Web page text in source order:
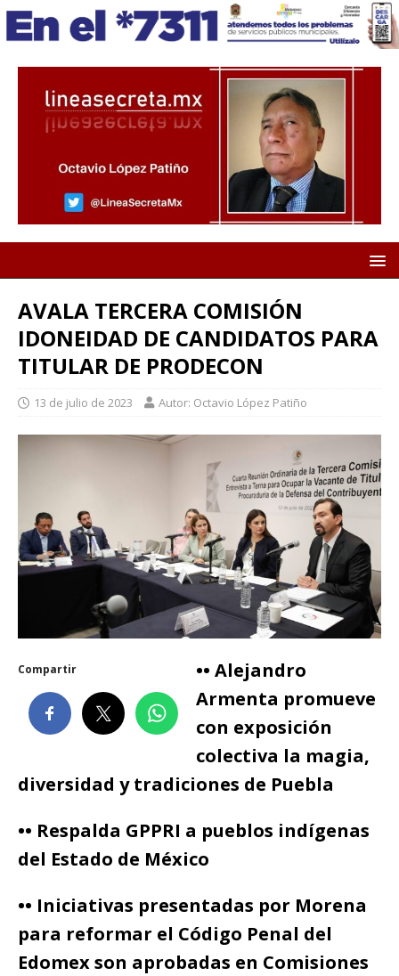
AVALA TERCERA COMISIÓN
IDONEIDAD DE CANDIDATOS PARA
TITULAR DE PRODECON
13 de julio de 2023 Autor: Octavio López Patiño
Compartir
•• Alejandro
Armenta promueve
con exposición
colectiva la magia,
diversidad y tradiciones de Puebla
•• Respalda GPPRI a pueblos indígenas
del Estado de México
•• Iniciativas presentadas por Morena
para reformar el Código Penal del
Edomex son aprobadas en Comisiones